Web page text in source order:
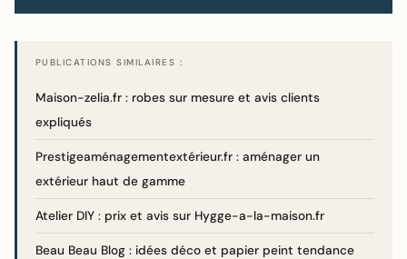
PUBLICATIONS SIMILAIRES :
Maison-zelia.fr : robes sur mesure et avis clients
expliqués
Prestigeaménagementextérieur.fr : aménager un
extérieur haut de gamme
Atelier DIY : prix et avis sur Hygge-a-la-maison.fr
Beau Beau Blog : idées déco et papier peint tendance